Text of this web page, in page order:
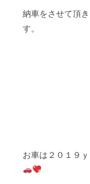
納車をさせて頂
す。
お車は ２０１９ ｙ